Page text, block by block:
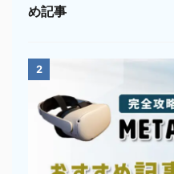
め記事
2